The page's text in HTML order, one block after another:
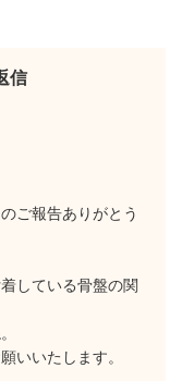
信
ご報告ありがとう
している骨盤の関
いいたします。